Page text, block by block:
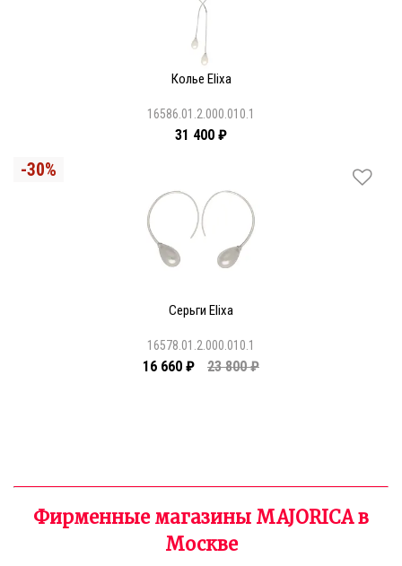
Колье Elixa
16586.01.2.000.010.1
31 400 ₽
Серьги Elixa
16578.01.2.000.010.1
16 660 ₽ 23 800 ₽
Фирменные магазины MAJORICA в
Москве